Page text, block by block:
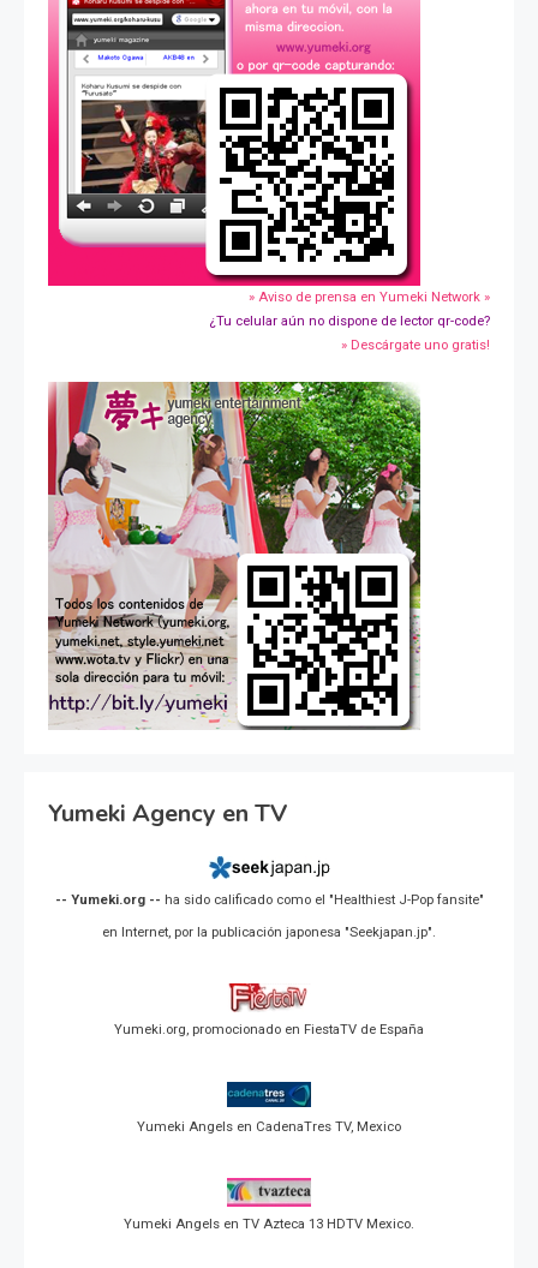
» Aviso de prensa en Yumeki Network »
¿Tu celular aún no dispone de lector qr-code?
» Descárgate uno gratis!
Yumeki Agency en TV
-- Yumeki.org -- ha sido calificado como el "Healthiest J-Pop fansite"
en Internet, por la publicación japonesa "Seekjapan.jp".
Yumeki.org, promocionado en FiestaTV de España
Yumeki Angels en CadenaTres TV, Mexico
Yumeki Angels en TV Azteca 13 HDTV Mexico.